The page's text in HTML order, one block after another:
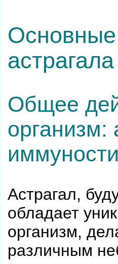
Основные
астрагала
Общее
организм:
Астрагал,
обладает
организм,
различным